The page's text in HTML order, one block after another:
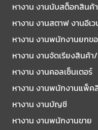
หางาน งานนับสต็อกสิน
หางาน งานสตาฟ งานอีเ
หางาน งานพนักงานยกข
หางาน งานจัดเรียงสินค้า
หางาน งานคอลเซ็นเตอร์
หางาน งานพนักงานแพ็ค
หางาน งานบัญชี
หางาน งานพนักงานขาย